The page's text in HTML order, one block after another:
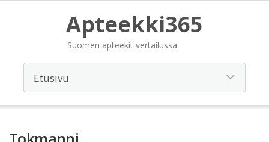
Apteekki365
Suomen apteekit vertailussa